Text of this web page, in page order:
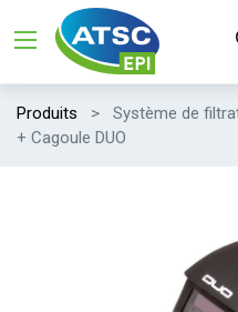
Produits
Système de
+ Cagoule DUO